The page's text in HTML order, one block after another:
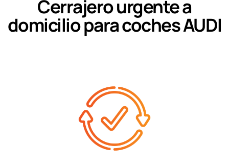
Cerrajero urgente a
domicilio para coches AUDI